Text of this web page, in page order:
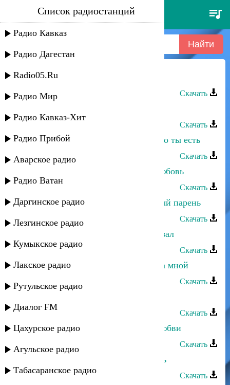
марианна курлинская - мама
Список радиостанций
Радио Кавказ
Радио Дагестан
Radio05.Ru
Радио Мир
Радио Кавказ-Хит
Радио Прибой
Аварское радио
Радио Ватан
Даргинское радио
Лезгинское радио
Кумыкское радио
Лакское радио
Рутульское радио
Диалог FM
Цахурское радио
Агульское радио
Табасаранское радио
Марианна Курлинская - Мама
Скачать
Скачать
Марианна Курлинская - Я рада, что ты есть
Скачать
Марианна Курлинская - Первая любовь
Скачать
Марианна Курлинская - Необычный парень
Скачать
Марианна Курлинская - Зачем сказал
Скачать
Марианна Курлинская - Не ходи за мной
Скачать
Скачать
Марианна Курлинская - Стихия любви
Скачать
Марианна Курлинская - Не любить
Скачать